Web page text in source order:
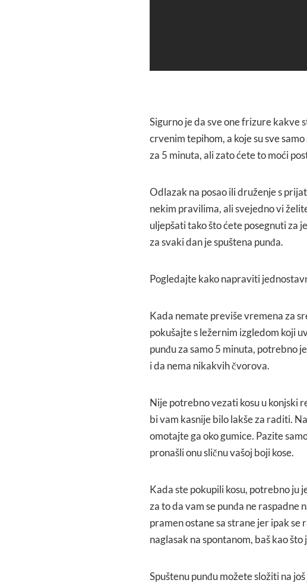
Sigurno je da sve one frizure kakve
crvenim tepihom, a koje su sve
za 5 minuta, ali zato ćete to moći
Odlazak na posao ili druženje s
nekim pravilima, ali svejedno vi
uljepšati tako što ćete posegnuti
za svaki dan je spuštena punđa.
Pogledajte kako napraviti
Kada nemate previše vremena za
pokušajte s ležernim izgledom koji
punđu za samo 5 minuta, potrebno
i da nema nikakvih čvorova.
Nije potrebno vezati kosu u konjski
bi vam kasnije bilo lakše za raditi.
omotajte ga oko gumice. Pazite
pronašli onu sličnu vašoj boji kose.
Kada ste pokupili kosu, potrebno ju
za to da vam se punđa ne raspadne
pramen ostane sa strane jer ipak se
naglasak na spontanom, baš kao što
Spuštenu punđu možete složiti na